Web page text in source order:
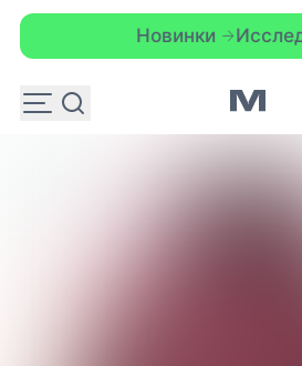
Новинки Исследовать